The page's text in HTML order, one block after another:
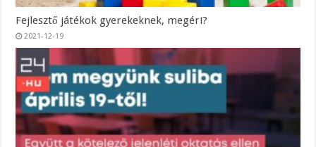
Fejlesztő játékok gyerekeknek, megéri?
2021-12-19